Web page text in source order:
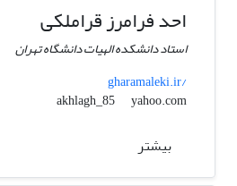
احد فرامرز قراملکی
استاد دانشکده الهیات دانشگاه تهران
gharamaleki.ir/
akhlagh_85
yahoo.com
بیشتر